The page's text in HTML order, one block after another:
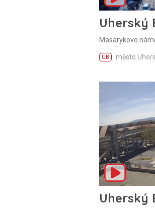
Uherský
Masarykovo
UB město
Uherský